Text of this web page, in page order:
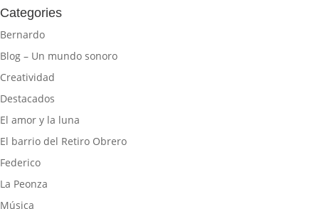
Categories
Bernardo
Blog – Un mundo sonoro
Creatividad
Destacados
El amor y la luna
El barrio del Retiro Obrero
Federico
La Peonza
Música